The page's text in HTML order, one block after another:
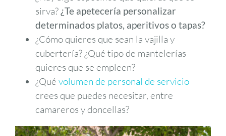
sirva?¿Te apetecería personalizar
determinados platos, aperitivos o tapas?
¿Cómo quieres que sean la vajilla y
cubertería? ¿Qué tipo de mantelerías
quieres que se empleen?
¿Qué volumen de personal de servicio
crees que puedes necesitar, entre
camareros y doncellas?